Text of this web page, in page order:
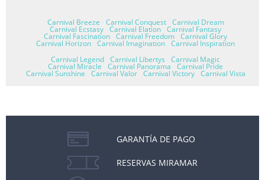
Carnival Breeze Carnival Conquest Carnival Dream
Carnival Ecstasy Carnival Elation Carnival Fantasy
Carnival Fascination Carnival Freedom Carnival Glory
Carnival Horizon Carnival Imagination Carnival Inspiration
Carnival Legend Carnival Libertys Carnival Magic
Carnival Miracle Carnival Panorama Carnival Pride
Carnival Sunshine Carnival Valor Carnival Victory Carnival Vista
GARANTÍA DE PAGO
RESERVAS MIRAMAR